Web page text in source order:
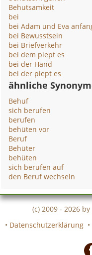
Behutsamkeit
bei
bei Adam und Eva
bei Bewusstsein
bei Briefverkehr
bei dem piept es
bei der Hand
bei der piept es
ähnliche
Behuf
sich berufen
berufen
behüten vor
Beruf
Behüter
behüten
sich berufen auf
den Beruf wechseln
(c) 2009 - 2026 by
• Datenschutzerklärung •